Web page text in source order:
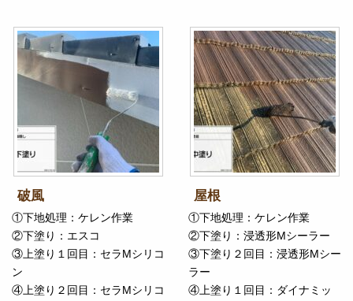
破風
①下地処理：ケレン作業
②下塗り：エスコ
③上塗り１回目：セラMシリコ
ン
④上塗り２回目：セラMシリコ
屋根
①下地処理：ケレン作業
②下塗り：浸透形Mシーラー
③下塗り２回目：浸透形Mシー
ラー
④上塗り１回目：ダイナミッ